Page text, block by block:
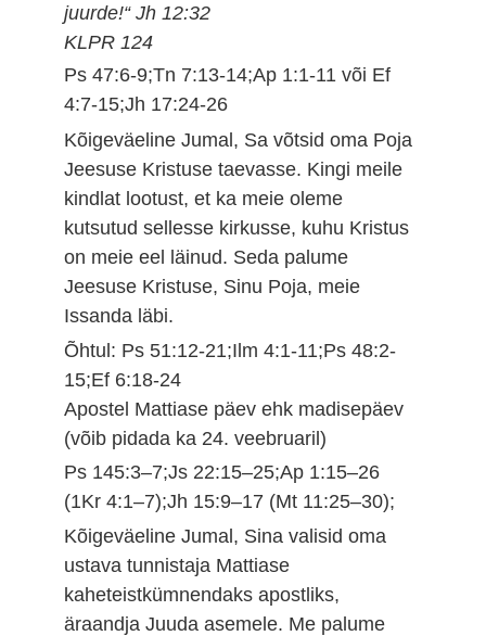
juurde!“ Jh 12:32
KLPR 124
Ps 47:6-9;Tn 7:13-14;Ap 1:1-11 või Ef
4:7-15;Jh 17:24-26
Kõigeväeline Jumal, Sa võtsid oma Poja
Jeesuse Kristuse taevasse. Kingi meile
kindlat lootust, et ka meie oleme
kutsutud sellesse kirkusse, kuhu Kristus
on meie eel läinud. Seda palume
Jeesuse Kristuse, Sinu Poja, meie
Issanda läbi.
Õhtul: Ps 51:12-21;Ilm 4:1-11;Ps 48:2-
15;Ef 6:18-24
Apostel Mattiase päev ehk madisepäev
(võib pidada ka 24. veebruaril)
Ps 145:3–7;Js 22:15–25;Ap 1:15–26
(1Kr 4:1–7);Jh 15:9–17 (Mt 11:25–30);
Kõigeväeline Jumal, Sina valisid oma
ustava tunnistaja Mattiase
kaheteistkümnendaks apostliks,
äraandja Juuda asemele. Me palume